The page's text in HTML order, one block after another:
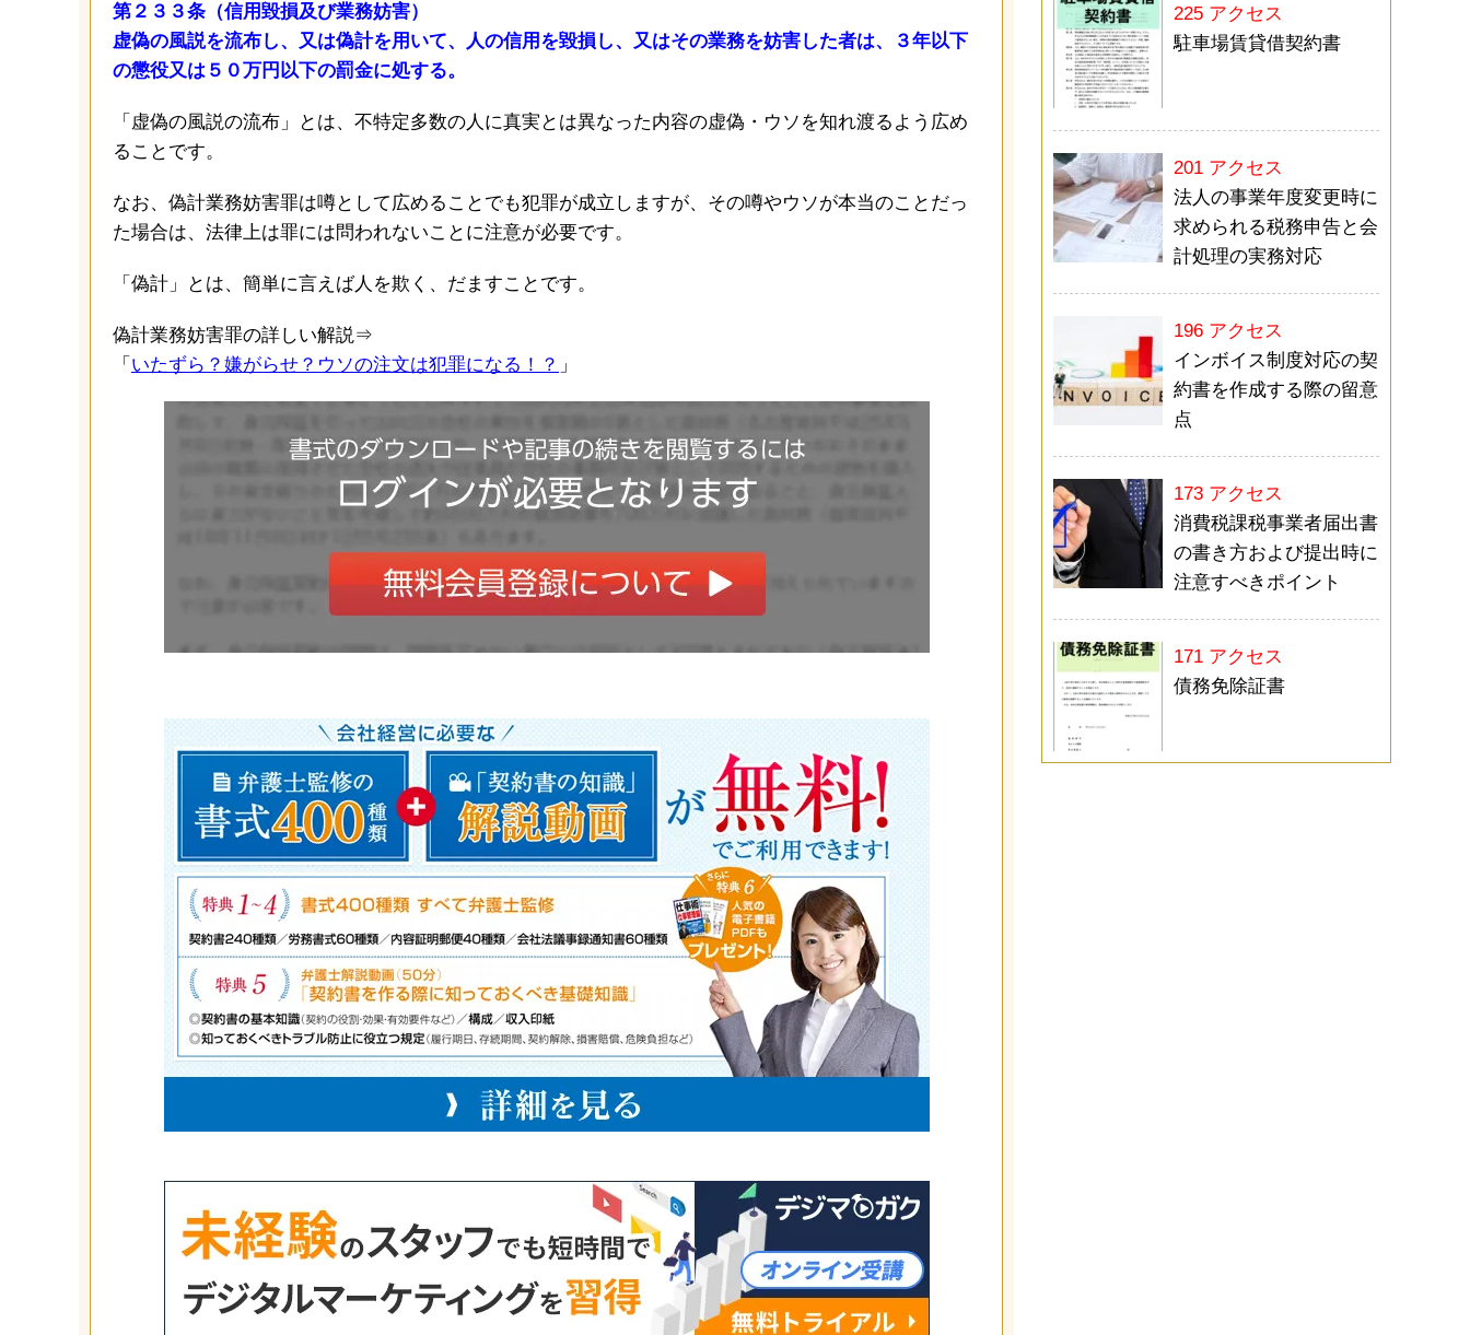
第２３３条（信用毀損及び業務妨害）
虚偽の風説を流布し、又は偽計を用いて、人の信用を毀損し、又はその業務を妨害した者は、３年以下
の懲役又は５０万円以下の罰金に処する。
「虚偽の風説の流布」とは、不特定多数の人に真実とは異なった内容の虚偽・ウソを知れ渡るよう広め
ることです。
なお、偽計業務妨害罪は噂として広めることでも犯罪が成立しますが、その噂やウソが本当のことだっ
た場合は、法律上は罪には問われないことに注意が必要です。
「偽計」とは、簡単に言えば人を欺く、だますことです。
偽計業務妨害罪の詳しい解説⇒
「 いたずら？嫌がらせ？ウソの注文は犯罪になる！？ 」
225 アクセス
駐車場賃貸借契約書
201 アクセス
法人の事業年度変更時に
求められる税務申告と会
計処理の実務対応
196 アクセス
インボイス制度対応の契
約書を作成する際の留意
点
173 アクセス
消費税課税事業者届出書
の書き方および提出時に
注意すべきポイント
171 アクセス
債務免除証書